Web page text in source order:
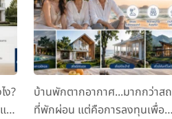
ง?
ละ
บ้านพักตากอากาศ...มากกว่าส
ที่พักผ่อน แต่คือการลงทุนเพื่อ